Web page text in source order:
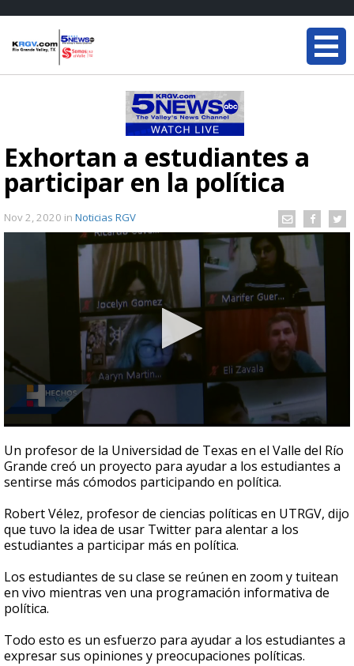
Exhortan a estudiantes a
participar en la política
Nov 2, 2020 in Noticias RGV
seconds
of
55
seconds
Un profesor de la Universidad de Texas en el Valle del Río
Grande creó un proyecto para ayudar a los estudiantes a
sentirse más cómodos participando en política.
Robert Vélez, profesor de ciencias políticas en UTRGV, dijo
que tuvo la idea de usar Twitter para alentar a los
estudiantes a participar más en política.
Los estudiantes de su clase se reúnen en zoom y tuitean
en vivo mientras ven una programación informativa de
política.
Todo esto es un esfuerzo para ayudar a los estudiantes a
expresar sus opiniones y preocupaciones políticas.